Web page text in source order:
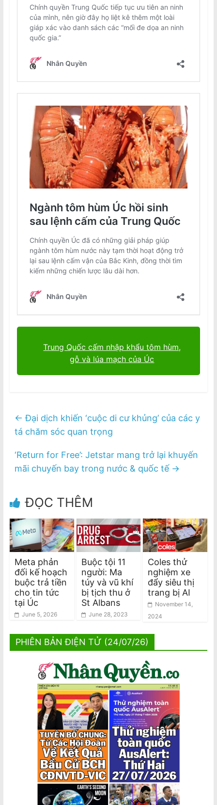
Trung Quốc cấm nhập khẩu tôm hùm,
gỗ và lúa mạch của Úc
← Đại dịch khiến ‘cuộc di cư khủng’ của các y
tá chăm sóc quan trọng
‘Return for Free’: Jetstar mang trở lại khuyến
mãi chuyến bay trong nước & quốc tế →
ĐỌC THÊM
Meta phản
đối kế hoạch
buộc trả tiền
cho tin tức
tại Úc
June 5, 2026
Buộc tội 11
người: Ma
túy và vũ khí
bị tịch thu ở
St Albans
June 28, 2023
Coles thử
nghiệm xe
đẩy siêu thị
trang bị AI
November 14,
2024
PHIÊN BẢN ĐIỆN TỬ (24/07/26)